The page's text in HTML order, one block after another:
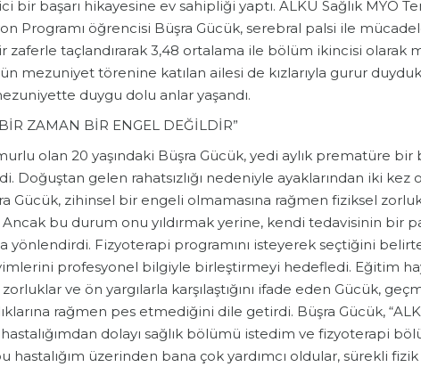
bir başarı hikayesine ev sahipliği yaptı. ALKÜ Sağlık MYO
Programı öğrencisi Büşra Gücük, serebral palsi ile
zaferle taçlandırarak 3,48 ortalama ile bölüm ikincisi olarak
mezuniyet törenine katılan ailesi de kızlarıyla gurur
duygu dolu anlar yaşandı.
ZAMAN BİR ENGEL DEĞİLDİR”
olan 20 yaşındaki Büşra Gücük, yedi aylık prematüre
Doğuştan gelen rahatsızlığı nedeniyle ayaklarından iki kez
Gücük, zihinsel bir engeli olmamasına rağmen fiziksel
Ancak bu durum onu yıldırmak yerine, kendi tedavisinin bir
yönlendirdi. Fizyoterapi programını isteyerek seçtiğini
profesyonel bilgiyle birleştirmeyi hedefledi. Eğitim
ve ön yargılarla karşılaştığını ifade eden Gücük,
rağmen pes etmediğini dile getirdi. Büşra Gücük,
dolayı sağlık bölümü istedim ve fizyoterapi
hastalığım üzerinden bana çok yardımcı oldular, sürekli